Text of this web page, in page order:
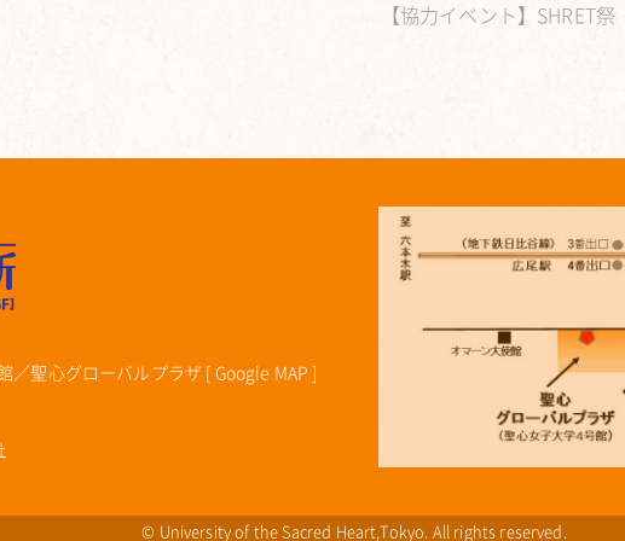
【協力イベント】SHRET
聖心グローバルプラザ [ Google MAP ]
© University of the Sacred Heart,Tokyo. All rights reserved.